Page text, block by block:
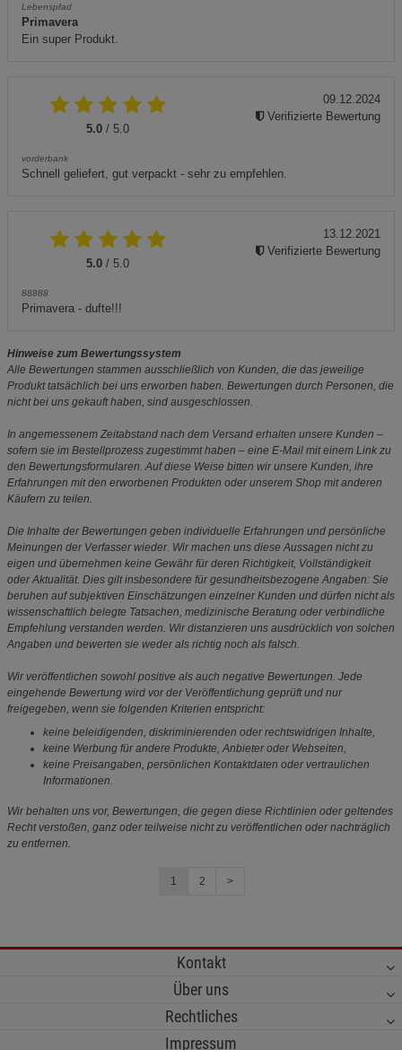
Lebenspfad
Primavera
Ein super Produkt.
5.0 / 5.0
vorderbank
Schnell geliefert, gut verpackt - sehr zu empfehlen.
09.12.2024
Verifizierte Bewertung
5.0 / 5.0
88888
Primavera - dufte!!!
13.12.2021
Verifizierte Bewertung
Hinweise zum Bewertungssystem
Alle Bewertungen stammen ausschließlich von Kunden, die das jeweilige
Produkt tatsächlich bei uns erworben haben. Bewertungen durch Personen, die
nicht bei uns gekauft haben, sind ausgeschlossen.
In angemessenem Zeitabstand nach dem Versand erhalten unsere Kunden –
sofern sie im Bestellprozess zugestimmt haben – eine E-Mail mit einem Link zu
den Bewertungsformularen. Auf diese Weise bitten wir unsere Kunden, ihre
Erfahrungen mit den erworbenen Produkten oder unserem Shop mit anderen
Käufern zu teilen.
Die Inhalte der Bewertungen geben individuelle Erfahrungen und persönliche
Meinungen der Verfasser wieder. Wir machen uns diese Aussagen nicht zu
eigen und übernehmen keine Gewähr für deren Richtigkeit, Vollständigkeit
oder Aktualität. Dies gilt insbesondere für gesundheitsbezogene Angaben: Sie
beruhen auf subjektiven Einschätzungen einzelner Kunden und dürfen nicht als
wissenschaftlich belegte Tatsachen, medizinische Beratung oder verbindliche
Empfehlung verstanden werden. Wir distanzieren uns ausdrücklich von solchen
Angaben und bewerten sie weder als richtig noch als falsch.
Wir veröffentlichen sowohl positive als auch negative Bewertungen. Jede
eingehende Bewertung wird vor der Veröffentlichung geprüft und nur
freigegeben, wenn sie folgenden Kriterien entspricht:
keine beleidigenden, diskriminierenden oder rechtswidrigen Inhalte,
keine Werbung für andere Produkte, Anbieter oder Webseiten,
keine Preisangaben, persönlichen Kontaktdaten oder vertraulichen
Informationen.
Wir behalten uns vor, Bewertungen, die gegen diese Richtlinien oder geltendes
Recht verstoßen, ganz oder teilweise nicht zu veröffentlichen oder nachträglich
zu entfernen.
1 2 >
Kontakt
Über uns
Rechtliches
Impressum